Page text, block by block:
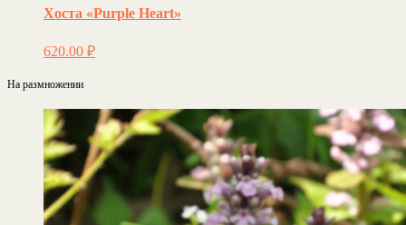
Хоста «Purple Heart»
620.00 ₽
На размножении